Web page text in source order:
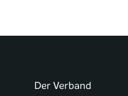
Der Verband